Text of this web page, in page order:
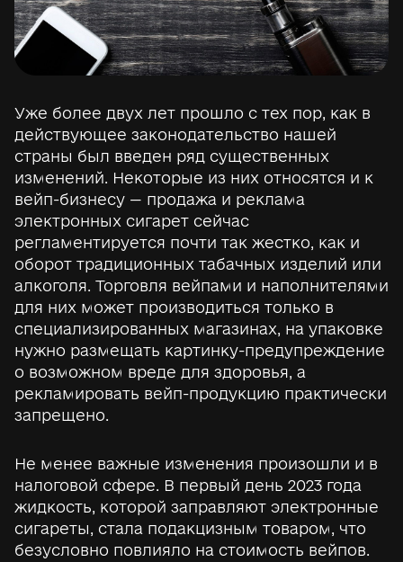
Уже более двух лет прошло с тех пор, как в
действующее законодательство нашей
страны был введен ряд существенных
изменений. Некоторые из них относятся и к
вейп-бизнесу — продажа и реклама
электронных сигарет сейчас
регламентируется почти так жестко, как и
оборот традиционных табачных изделий или
алкоголя. Торговля вейпами и наполнителями
для них может производиться только в
специализированных магазинах, на упаковке
нужно размещать картинку-предупреждение
о возможном вреде для здоровья, а
рекламировать вейп-продукцию практически
запрещено.
Не менее важные изменения произошли и в
налоговой сфере. В первый день 2023 года
жидкость, которой заправляют электронные
сигареты, стала подакцизным товаром, что
безусловно повлияло на стоимость вейпов.